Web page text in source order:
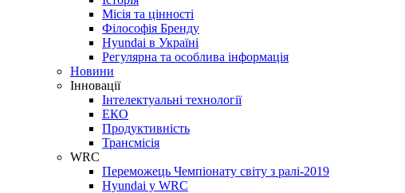
Місія та цінності
Філософія Бренду
Hyundai в Україні
Регулярна та особлива інформація
Новини
Інновації
Інтелектуальні технології
ЕКО
Продуктивність
Трансмісія
WRC
Переможець Чемпіонату світу з ралі-2019
Hyundai у WRC